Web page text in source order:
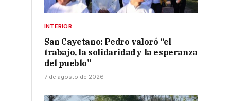
INTERIOR
San Cayetano: Pedro valoró “el
trabajo, la solidaridad y la esperanza
del pueblo”
7 de agosto de 2026